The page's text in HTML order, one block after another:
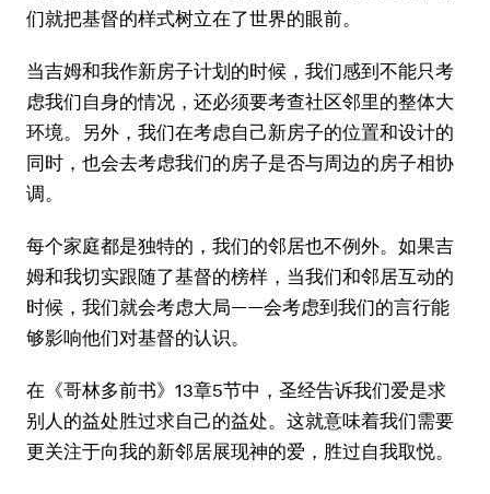
们就把基督的样式树立在了世界的眼前。
当吉姆和我作新房子计划的时候，我们感到不能只考
虑我们自身的情况，还必须要考查社区邻里的整体大
环境。另外，我们在考虑自己新房子的位置和设计的
同时，也会去考虑我们的房子是否与周边的房子相协
调。
每个家庭都是独特的，我们的邻居也不例外。如果吉
姆和我切实跟随了基督的榜样，当我们和邻居互动的
时候，我们就会考虑大局——会考虑到我们的言行能
够影响他们对基督的认识。
在《哥林多前书》13章5节中，圣经告诉我们爱是求
别人的益处胜过求自己的益处。这就意味着我们需要
更关注于向我的新邻居展现神的爱，胜过自我取悦。